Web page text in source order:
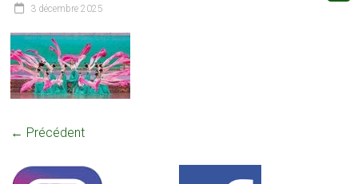
3 décembre 2025
← Précédent